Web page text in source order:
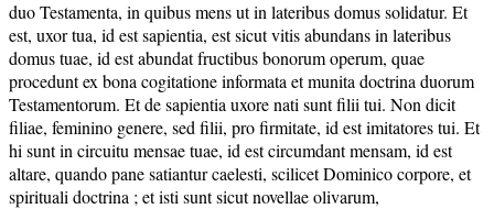
duo Testamenta, in quibus mens ut in lateribus domus solidatur. Et
est, uxor tua, id est sapientia, est sicut vitis abundans in lateribus
domus tuae, id est abundat fructibus bonorum operum, quae
procedunt ex bona cogitatione informata et munita doctrina duorum
Testamentorum. Et de sapientia uxore nati sunt filii tui. Non dicit
filiae, feminino genere, sed filii, pro firmitate, id est imitatores tui. Et
hi sunt in circuitu mensae tuae, id est circumdant mensam, id est
altare, quando pane satiantur caelesti, scilicet Dominico corpore, et
spirituali doctrina ; et isti sunt sicut novellae olivarum,